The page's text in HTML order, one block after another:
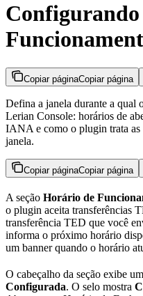
Copiar páginaCopiar página
Defina a janela durante a qual
Lerian Console: horários de
IANA e como o plugin trata as
janela.
Copiar páginaCopiar página
A seção Horário de
o plugin aceita transferências
transferência TED que você
informa o próximo horário
um banner quando o horário
O cabeçalho da seção exibe
Configurada. O selo mostra